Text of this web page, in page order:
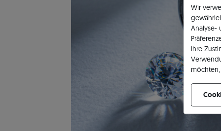
Wir
Analyse-
Ihre